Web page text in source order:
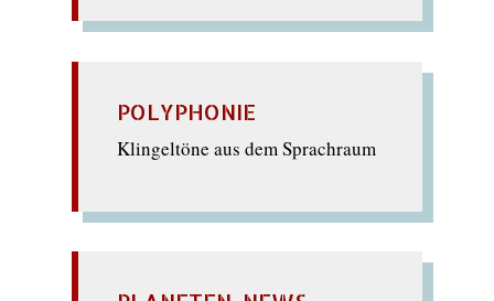
POLYPHONIE
Klingeltöne aus dem Sprachraum